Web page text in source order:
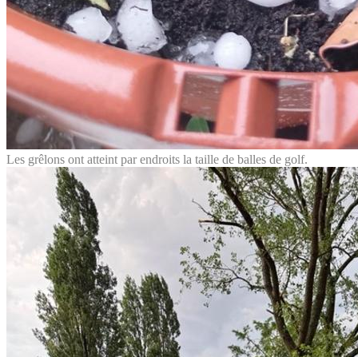
Les grêlons ont atteint par endroits la taille de balles de golf.